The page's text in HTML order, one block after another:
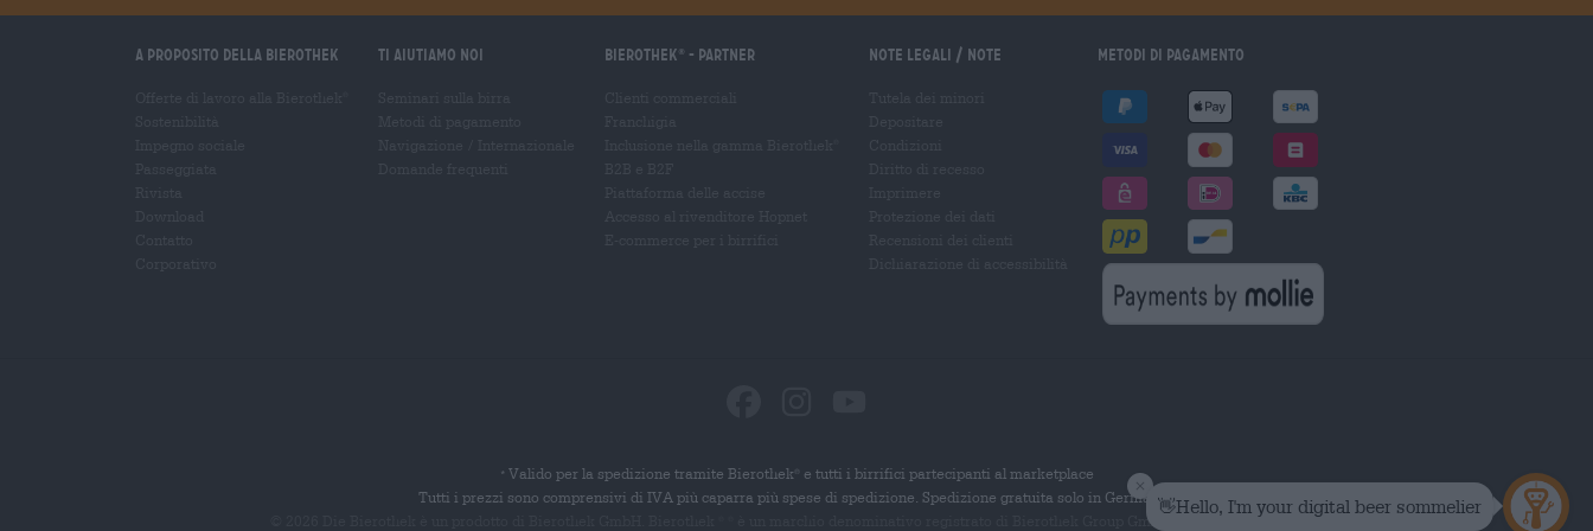
A proposito della Bierothek Ti aiutiamo noi Bierothek - Partner Note legali / Note Metodi di pagamento
* Valido per la spedizione tramite Bierothek
e tutti i birrifici partecipanti al marketplace
Tutti i prezzi sono comprensivi di IVA più caparra più spese di spedizione. Spedizione gratuita solo in Germania.
marchio denominativo registrato di Bierothek Group GmbH. Tutti i diritti riservati.